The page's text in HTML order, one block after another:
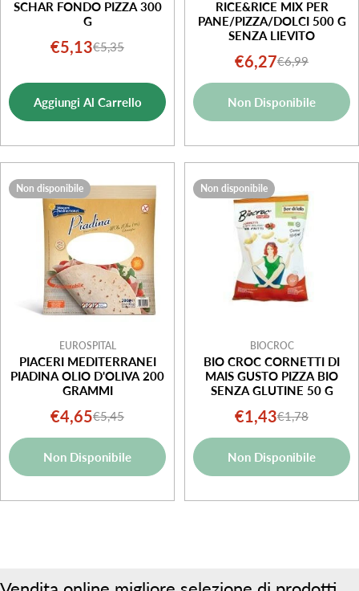
SCHAR FONDO PIZZA 300
G
Prezzo
vendita
€5,13Prezzo
€5,35
Aggiungi Al Carrello
RICE&RICE MIX PER
PANE/PIZZA/DOLCI 500 G
SENZA LIEVITO
Prezzo
di
vendita
€6,27Prezzo
normale
€6,99
Non Disponibile
Non disponibile
EUROSPITAL
PIACERI MEDITERRANEI
PIADINA OLIO D'OLIVA 200
GRAMMI
Prezzo
di
vendita
€4,65Prezzo
normale
€5,45
Non Disponibile
Non disponibile
BIOCROC
BIO CROC CORNETTI DI
MAIS GUSTO PIZZA BIO
SENZA GLUTINE 50 G
Prezzo
di
vendita
€1,43Prezzo
normale
€1,78
Non Disponibile